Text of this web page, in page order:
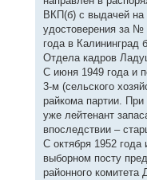
ВКП(б) с выдачей на
удостоверения за
года в Калининград
Отдела кадров
С июня 1949 года и
3-м (сельского
райкома партии.
уже лейтенант
впоследствии –
С октября 1952 года
выборном посту
районного